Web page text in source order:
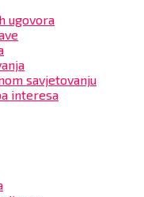
ugovora
savjetovanju
interesa